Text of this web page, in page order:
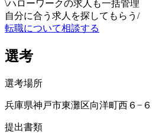
\ハローワークの求人も一括管理
自分に合う求人を探してもらう /
転職について相談する
選考
選考場所
兵庫県神戸市東灘区向洋町西６−６
提出書類